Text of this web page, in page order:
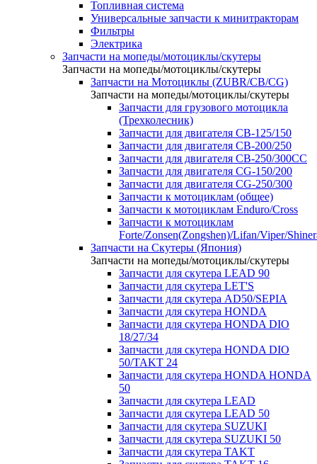
Топливная система
Универсальные запчасти к минитракторам
Фильтры
Электрика
Запчасти на мопеды/мотоциклы/скутеры
Запчасти на мопеды/мотоциклы/скутеры
Запчасти на Мотоциклы (ZUBR/CB/CG)
Запчасти на мопеды/мотоциклы/скутеры
Запчасти для грузового мотоцикла
(Трехколесник)
Запчасти для двигателя CB-125/150
Запчасти для двигателя CB-200/250
Запчасти для двигателя CB-250/300СС
Запчасти для двигателя CG-150/200
Запчасти для двигателя CG-250/300
Запчасти к мотоциклам (общее)
Запчасти к мотоциклам Enduro/Cross
Запчасти к мотоциклам
Forte/Zonsen(Zongshen)/Lifan/Viper/
Запчасти на Скутеры (Япония)
Запчасти на мопеды/мотоциклы/скутеры
Запчасти для скутера LEAD 90
Запчасти для скутера LET'S
Запчасти для скутера AD50/SEPIA
Запчасти для скутера HONDA
Запчасти для скутера HONDA DIO
18/27/34
Запчасти для скутера HONDA DIO
50/TAKT 24
Запчасти для скутера HONDA HONDA
50
Запчасти для скутера LEAD
Запчасти для скутера LEAD 50
Запчасти для скутера SUZUKI
Запчасти для скутера SUZUKI 50
Запчасти для скутера TAKT